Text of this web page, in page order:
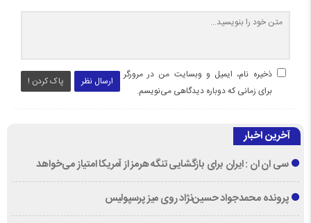
ارسال نظر پاک کردن !
ذخیره نام، ایمیل و وبسایت من در مرورگر
برای زمانی که دوباره دیدگاهی می‌نویسم.
آخرین اخبار
سی ان ان : ایران برای بازگشایی تنگه هرمز از آمریکا امتیاز می‌خواهد
پرونده محمدجواد حسین‌نژاد روی میز پرسپولیس